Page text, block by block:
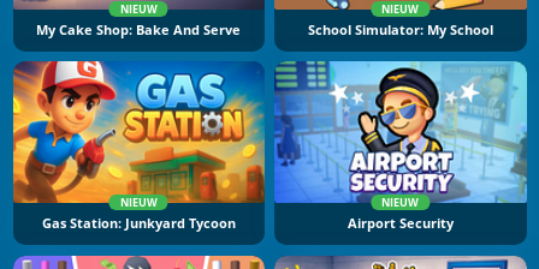
NIEUW
My Cake Shop: Bake And Serve
NIEUW
School Simulator: My School
NIEUW
Gas Station: Junkyard Tycoon
NIEUW
Airport Security